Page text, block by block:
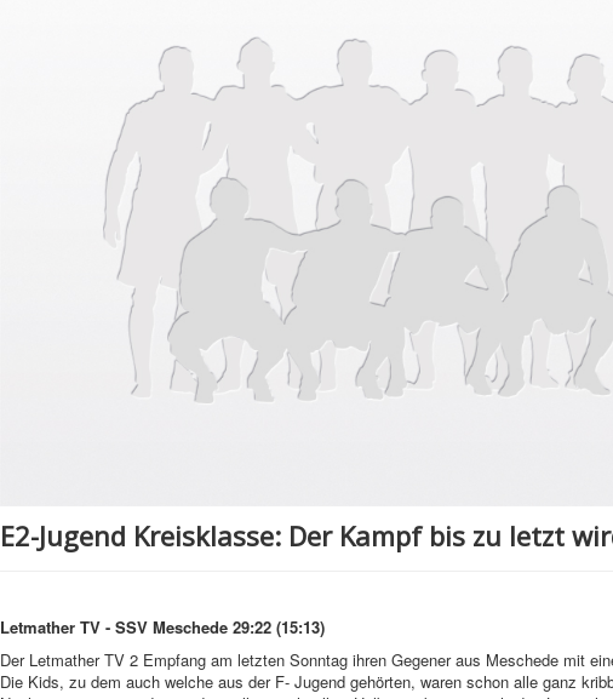
E2-Jugend Kreisklasse: Der Kampf bis zu letzt
Letmather TV - SSV Meschede 29:22 (15:13)
Der Letmather TV 2 Empfang am letzten Sonntag ihren Gegener aus Meschede mit
Die Kids, zu dem auch welche aus der F- Jugend gehörten, waren schon alle ganz